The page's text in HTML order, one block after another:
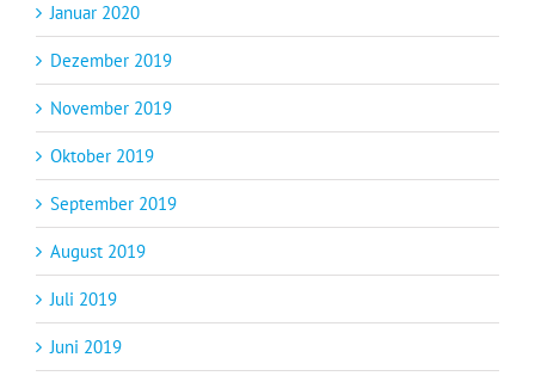
Januar 2020
Dezember 2019
November 2019
Oktober 2019
September 2019
August 2019
Juli 2019
Juni 2019